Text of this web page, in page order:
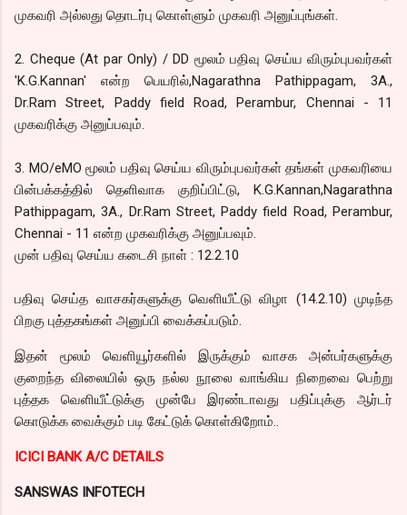
முகவரி அல்லது தொடர்பு கொள்ளும் முகவரி அனுப்புங்கள்.
2. Cheque (At par Only) / DD மூலம் பதிவு செய்ய விரும்புபவர்கள்
'K.G.Kannan' என்ற பெயரில்,Nagarathna Pathippagam, 3A.,
Dr.Ram Street, Paddy field Road, Perambur, Chennai - 11
முகவரிக்கு அனுப்பவும்.
3. MO/eMO மூலம் பதிவு செய்ய விரும்புபவர்கள் தங்கள் முகவரியை
பின்பக்கத்தில் தெளிவாக குறிப்பிட்டு, K.G.Kannan,Nagarathna
Pathippagam, 3A., Dr.Ram Street, Paddy field Road, Perambur,
Chennai - 11 என்ற முகவரிக்கு அனுப்பவும்.
முன் பதிவு செய்ய கடைசி நாள் : 12.2.10
பதிவு செய்த வாசகர்களுக்கு வெளியீட்டு விழா (14.2.10) முடிந்த
பிறகு புத்தகங்கள் அனுப்பி வைக்கப்படும்.
இதன் மூலம் வெளியூர்களில் இருக்கும் வாசக அன்பர்களுக்கு
குறைந்த விலையில் ஒரு நல்ல நூலை வாங்கிய நிறைவை பெற்று
புத்தக வெளியீட்டுக்கு முன்பே இரண்டாவது பதிப்புக்கு ஆர்டர்
கொடுக்க வைக்கும் படி கேட்டுக் கொள்கிறோம்..
ICICI BANK A/C DETAILS
SANSWAS INFOTECH